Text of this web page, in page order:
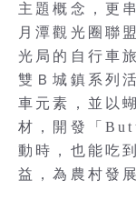
主題概念，更
月潭觀光圈聯
光局的自行車
雙Ｂ城鎮系列
車元素，並以
材，開發「
動時，也能吃
益，為農村發